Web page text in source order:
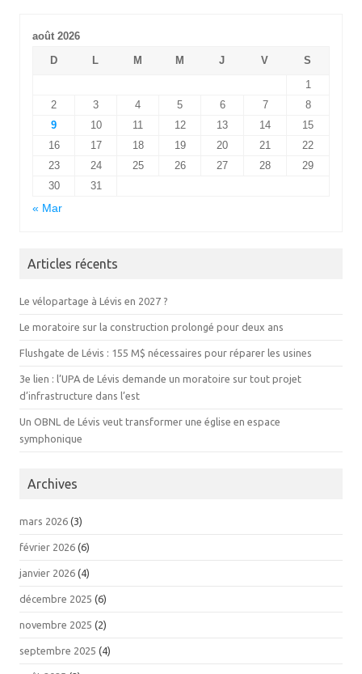
août 2026
D
L M M J V
S
1
2
3 4 5 6 7
8
9
10 11 12 13 14
15
16
17 18 19 20 21
22
23
24 25 26 27 28
29
30
31
« Mar
Articles récents
Le vélopartage à Lévis en 2027 ?
Le moratoire sur la construction prolongé pour deux ans
Flushgate de Lévis : 155 M$ nécessaires pour réparer les usines
3e lien : l’UPA de Lévis demande un moratoire sur tout projet
d’infrastructure dans l’est
Un OBNL de Lévis veut transformer une église en espace
symphonique
Archives
mars 2026 (3)
février 2026 (6)
janvier 2026 (4)
décembre 2025 (6)
novembre 2025 (2)
septembre 2025 (4)